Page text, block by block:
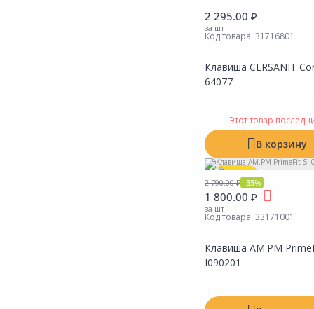
2 295.00 ₽
за шт
Код товара: 31716801
Клавиша CERSANIT
64077
Этот товар
В корзину
Акция*
2 790.00 ₽ -35%
1 800.00 ₽
за шт
Код товара: 33171001
Клавиша AM.PM
I090201